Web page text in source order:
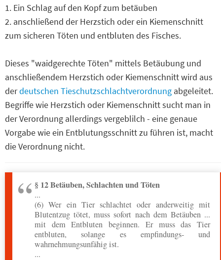
1. Ein Schlag auf den Kopf zum betäuben
2. anschließend der Herzstich oder ein Kiemenschnitt
zum sicheren Töten und entbluten des Fisches.
Dieses "waidgerechte Töten" mittels Betäubung und
anschließendem Herzstich oder Kiemenschnitt wird aus
derdeutschen Tieschutzschlachtverordnung abgeleitet.
Begriffe wie Herzstich oder Kiemenschnitt sucht man in
der Verordnung allerdings vergeblilch - eine genaue
Vorgabe wie ein Entblutungsschnitt zu führen ist, macht
die Verordnung nicht.
§ 12 Betäuben, Schlachten und Töten
...
(6) Wer ein Tier schlachtet oder anderweitig mit
Blutentzug tötet, muss sofort nach dem Betäuben ...
mit dem Entbluten beginnen. Er muss das Tier
entbluten, solange es empfindungs- und
wahrnehmungsunfähig ist.
...